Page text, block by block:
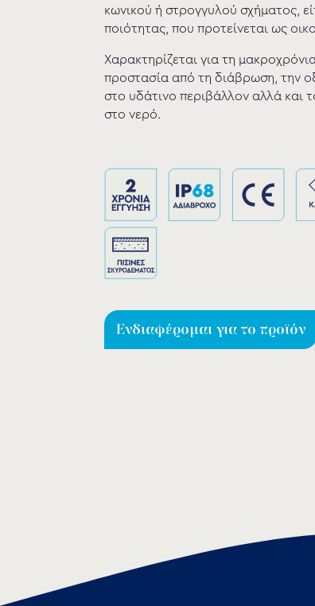
κωνικού ή στρογγυλού σχήματος,
ποιότητας, που προτείνεται ως
Χαρακτηρίζεται για τη
προστασία από τη διάβρωση, την
στο υδάτινο περιβάλλον αλλά και
στο νερό.
Ενδιαφέρομαι για το προϊόν